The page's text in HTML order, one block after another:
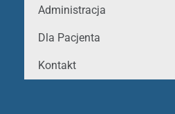
Administracja
Dla Pacjenta
Kontakt